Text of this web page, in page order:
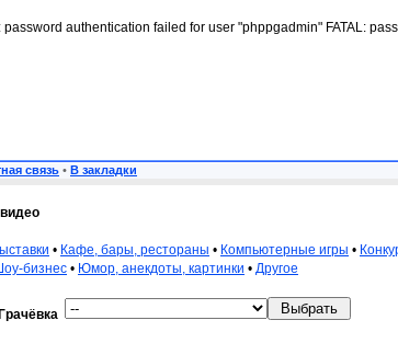
authentication failed for user "phppgadmin" FATAL:
связь • В закладки
• Кафе, бары, рестораны • Компьютерные игры •
бизнес • Юмор, анекдоты, картинки • Другое
Грачёвка